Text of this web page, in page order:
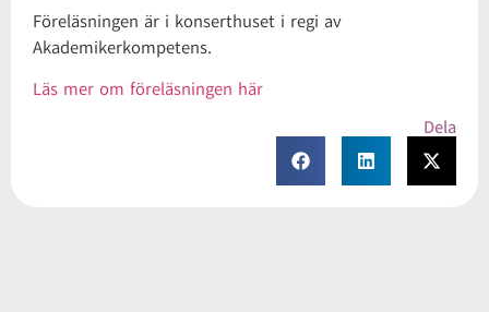
Föreläsningen är i konserthuset i regi av
Akademikerkompetens.
Läs mer om föreläsningen här
Dela